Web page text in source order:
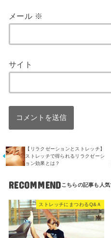
メール ※
サイト
【リラクゼーションとストレッチ】
ストレッチで得られるリラクゼーシ
ョン効果とは？
RECOMMEND
ストレッチにまつわるQ&Ａ